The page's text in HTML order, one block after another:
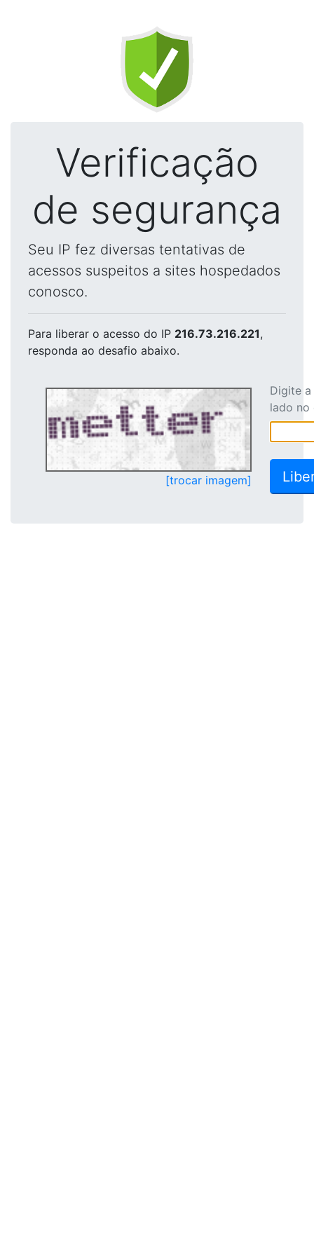
Verificação
de segurança
Seu IP fez diversas tentativas de
acessos suspeitos a sites hospedados
conosco.
Para liberar o acesso do IP 216.73.216.221,
responda ao desafio abaixo.
[trocar imagem]
Digite
lado no